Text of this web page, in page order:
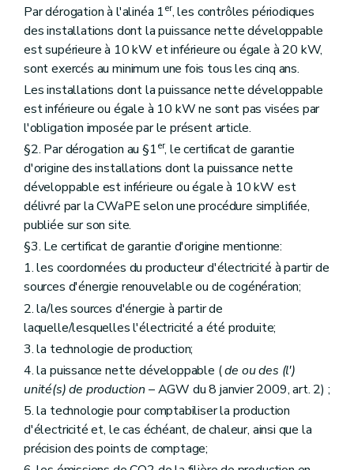
Par dérogation à l'alinéa 1er, les contrôles périodiques
des installations dont la puissance nette développable
est supérieure à 10 kW et inférieure ou égale à 20 kW,
sont exercés au minimum une fois tous les cinq ans.
Les installations dont la puissance nette développable
est inférieure ou égale à 10 kW ne sont pas visées par
l'obligation imposée par le présent article.
§2. Par dérogation au §1er, le certificat de garantie
d'origine des installations dont la puissance nette
développable est inférieure ou égale à 10 kW est
délivré par la CWaPE selon une procédure simplifiée,
publiée sur son site.
§3. Le certificat de garantie d'origine mentionne:
1. les coordonnées du producteur d'électricité à partir de
sources d'énergie renouvelable ou de cogénération;
2. la/les sources d'énergie à partir de
laquelle/lesquelles l'électricité a été produite;
3. la technologie de production;
4. la puissance nette développable (de ou des (l')
unité(s) de production – AGW du 8 janvier 2009, art. 2) ;
5. la technologie pour comptabiliser la production
d'électricité et, le cas échéant, de chaleur, ainsi que la
précision des points de comptage;